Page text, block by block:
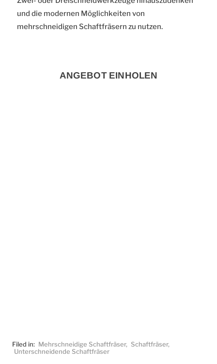
und die modernen Möglichkeiten von
mehrschneidigen Schaftfräsern zu nutzen.
ANGEBOT EINHOLEN
Filed in: Mehrschneidige Schaftfräser, Schaftfräser,
Unterschneidende Schaftfräser